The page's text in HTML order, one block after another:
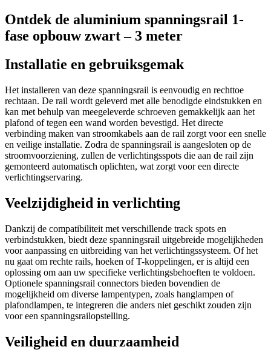
Ontdek de aluminium spanningsrail 1-
fase opbouw zwart – 3 meter
Installatie en gebruiksgemak
Het installeren van deze spanningsrail is eenvoudig en rechttoe
rechtaan. De rail wordt geleverd met alle benodigde eindstukken en
kan met behulp van meegeleverde schroeven gemakkelijk aan het
plafond of tegen een wand worden bevestigd. Het directe
verbinding maken van stroomkabels aan de rail zorgt voor een snelle
en veilige installatie. Zodra de spanningsrail is aangesloten op de
stroomvoorziening, zullen de verlichtingsspots die aan de rail zijn
gemonteerd automatisch oplichten, wat zorgt voor een directe
verlichtingservaring.
Veelzijdigheid in verlichting
Dankzij de compatibiliteit met verschillende track spots en
verbindstukken, biedt deze spanningsrail uitgebreide mogelijkheden
voor aanpassing en uitbreiding van het verlichtingssysteem. Of het
nu gaat om rechte rails, hoeken of T-koppelingen, er is altijd een
oplossing om aan uw specifieke verlichtingsbehoeften te voldoen.
Optionele spanningsrail connectors bieden bovendien de
mogelijkheid om diverse lampentypen, zoals hanglampen of
plafondlampen, te integreren die anders niet geschikt zouden zijn
voor een spanningsrailopstelling.
Veiligheid en duurzaamheid